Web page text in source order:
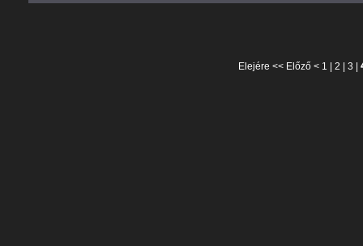
Elejére << Előző< 1 2 3